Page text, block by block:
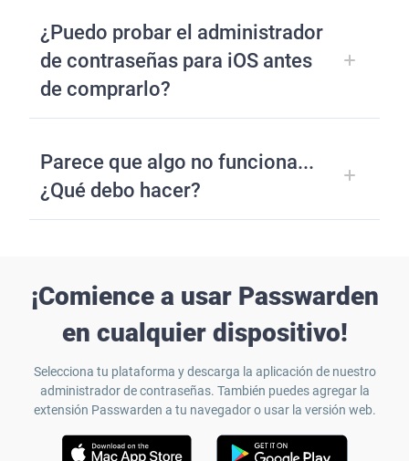
¿Puedo probar el administrador
de contraseñas para iOS antes
de comprarlo?
Parece que algo no funciona...
¿Qué debo hacer?
¡Comience a usar Passwarden
en cualquier dispositivo!
Selecciona tu plataforma y descarga la aplicación de nuestro
administrador de contraseñas. También puedes agregar la
extensión Passwarden a tu navegador o usar la versión web.